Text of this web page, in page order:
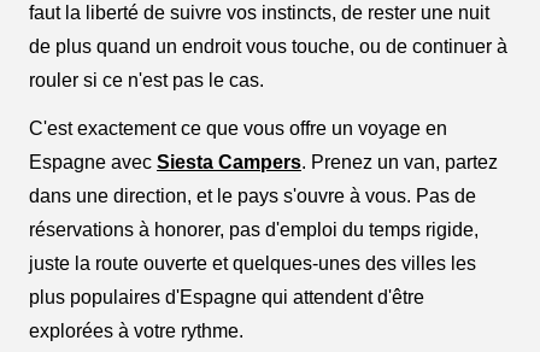
faut la liberté de suivre vos instincts, de rester une nuit
de plus quand un endroit vous touche, ou de continuer à
rouler si ce n'est pas le cas.
C'est exactement ce que vous offre un voyage en
Espagne avec Siesta Campers. Prenez un van, partez
dans une direction, et le pays s'ouvre à vous. Pas de
réservations à honorer, pas d'emploi du temps rigide,
juste la route ouverte et quelques-unes des villes les
plus populaires d'Espagne qui attendent d'être
explorées à votre rythme.